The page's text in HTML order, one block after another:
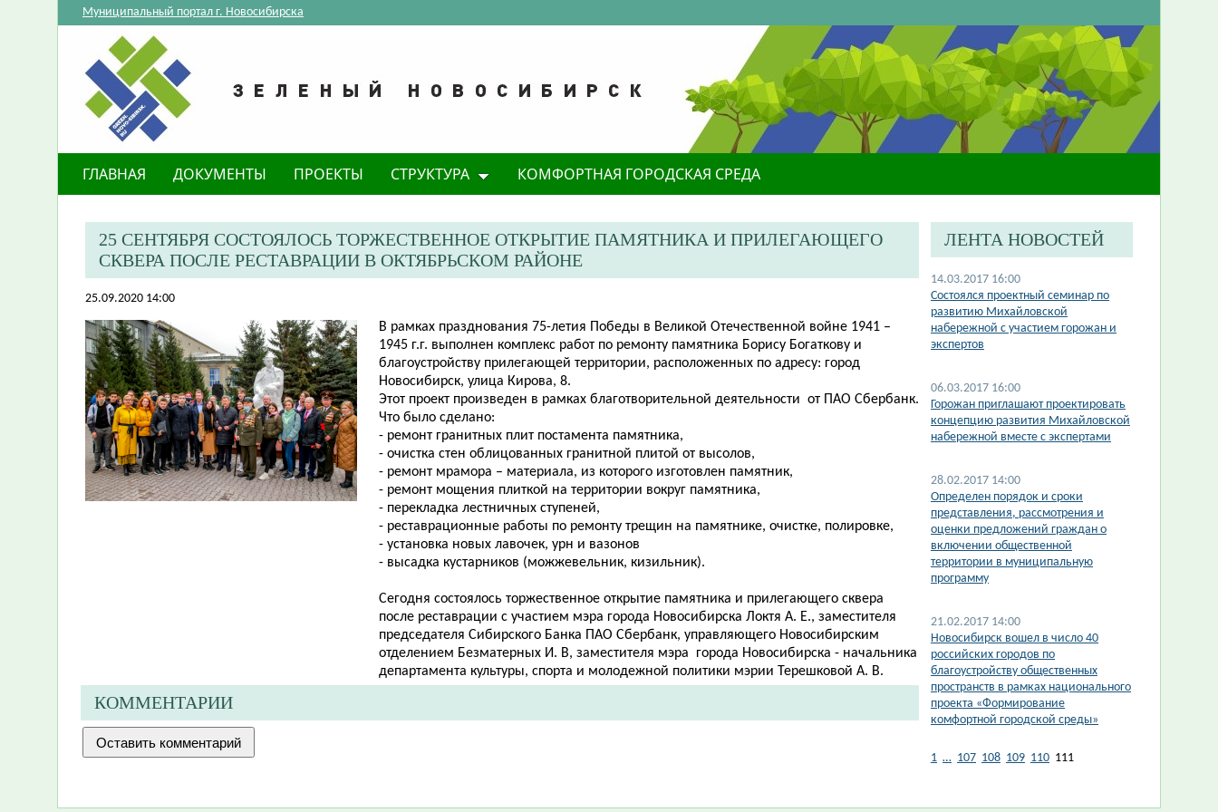
Муниципальный портал г. Новосибирска
ГЛАВНАЯ ДОКУМЕНТЫ ПРОЕКТЫ СТРУКТУРА КОМФОРТНАЯ ГОРОДСКАЯ СРЕДА
25 СЕНТЯБРЯ СОСТОЯЛОСЬ ТОРЖЕСТВЕННОЕ ОТКРЫТИЕ ПАМЯТНИКА И ПРИЛЕГАЮЩЕГО
СКВЕРА ПОСЛЕ РЕСТАВРАЦИИ В ОКТЯБРЬСКОМ РАЙОНЕ
25.09.2020 14:00
В рамках празднования 75-летия Победы в Великой Отечественной войне 1941 –
1945 г.г. выполнен комплекс работ по ремонту памятника Борису Богаткову и
благоустройству прилегающей территории, расположенных по адресу: город
Новосибирск, улица Кирова, 8.
Этот проект произведен в рамках благотворительной деятельности от ПАО Сбербанк.
Что было сделано:
- ремонт гранитных плит постамента памятника,
- очистка стен облицованных гранитной плитой от высолов,
- ремонт мрамора – материала, из которого изготовлен памятник,
- ремонт мощения плиткой на территории вокруг памятника,
- перекладка лестничных ступеней,
- реставрационные работы по ремонту трещин на памятнике, очистке, полировке,
- установка новых лавочек, урн и вазонов
- высадка кустарников (можжевельник, кизильник).
Сегодня состоялось торжественное открытие памятника и прилегающего сквера
после реставрации с участием мэра города Новосибирска Локтя А. Е., заместителя
председателя Сибирского Банка ПАО Сбербанк, управляющего Новосибирским
отделением Безматерных И. В, заместителя мэра города Новосибирска - начальника
департамента культуры, спорта и молодежной политики мэрии Терешковой А. В.
КОММЕНТАРИИ
ЛЕНТА НОВОСТЕЙ
14.03.2017 16:00
Состоялся проектный семинар по
развитию Михайловской
набережной с участием горожан и
экспертов
06.03.2017 16:00
Горожан приглашают проектировать
концепцию развития Михайловской
набережной вместе с экспертами
28.02.2017 14:00
Определен порядок и сроки
представления, рассмотрения и
оценки предложений граждан о
включении общественной
территории в муниципальную
программу
21.02.2017 14:00
Новосибирск вошел в число 40
российских городов по
благоустройству общественных
пространств в рамках национального
проекта «Формирование
комфортной городской среды»
1 … 107 108 109 110 111